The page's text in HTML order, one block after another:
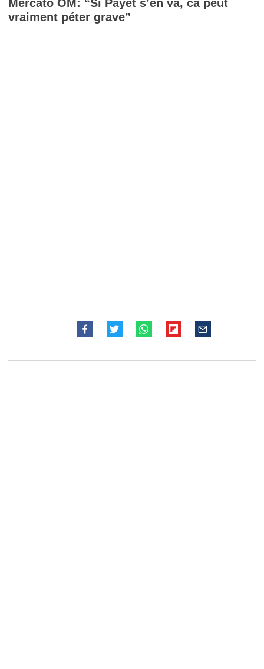
Mercato OM: “Si Payet s’en va, ca peut
vraiment péter grave”